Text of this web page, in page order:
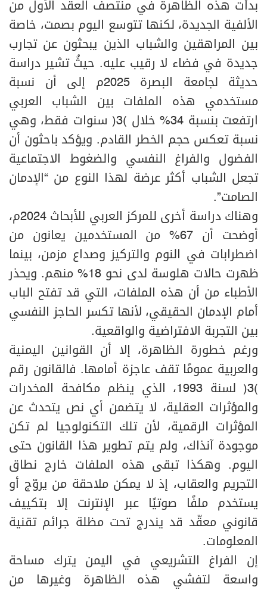
بدأت هذه الظاهرة في منتصف العقد الأول من
الألفية الجديدة، لكنها تتوسع اليوم بصمت، خاصة
بين المراهقين والشباب الذين يبحثون عن تجارب
جديدة في فضاء لا رقيب عليه. حيثُ تشير دراسة
حديثة لجامعة البصرة 2025م إلى أن نسبة
مستخدمي هذه الملفات بين الشباب العربي
ارتفعت بنسبة 34% خلال (3) سنوات فقط، وهي
نسبة تعكس حجم الخطر القادم. ويؤكد باحثون أن
الفضول والفراغ النفسي والضغوط الاجتماعية
تجعل الشباب أكثر عرضة لهذا النوع من “الإدمان
الصامت”.
وهناك دراسة أخرى للمركز العربي للأبحاث 2024م،
أوضحت أن 67% من المستخدمين يعانون من
اضطرابات في النوم والتركيز وصداع مزمن، بينما
ظهرت حالات هلوسة لدى نحو 18% منهم. ويحذر
الأطباء من أن هذه الملفات، التي قد تفتح الباب
أمام الإدمان الحقيقي، لأنها تكسر الحاجز النفسي
بين التجربة الافتراضية والواقعية.
ورغم خطورة الظاهرة، إلا أن القوانين اليمنية
والعربية عمومًا تقف عاجزة أمامها. فالقانون رقم
(3) لسنة 1993، الذي ينظم مكافحة المخدرات
والمؤثرات العقلية، لا يتضمن أي نص يتحدث عن
المؤثرات الرقمية، لأن تلك التكنولوجيا لم تكن
موجودة آنذاك، ولم يتم تطوير هذا القانون حتى
اليوم. وهكذا تبقى هذه الملفات خارج نطاق
التجريم والعقاب، إذ لا يمكن ملاحقة من يروّج أو
يستخدم ملفًا صوتيًا عبر الإنترنت إلا بتكييف
قانوني معقّد قد يندرج تحت مظلة جرائم تقنية
المعلومات.
إن الفراغ التشريعي في اليمن يترك مساحة
واسعة لتفشي هذه الظاهرة وغيرها من